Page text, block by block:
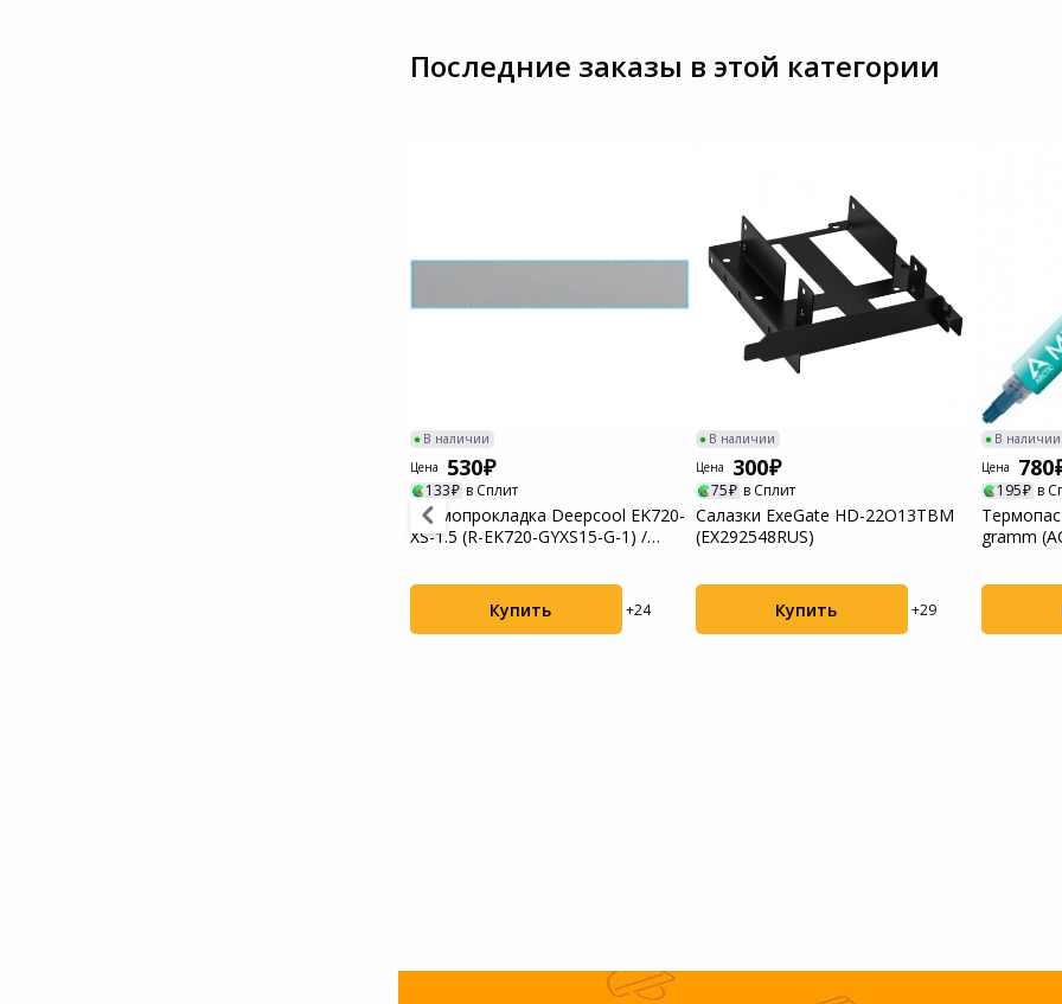
Последние заказы в этой категории
В наличии
Цена
530
133 в Сплит
Термопрокладка Deepcool EK720-
XS-1.5 (R-EK720-GYXS15-G-1) /
Купить +24
В наличии
Цена
300
75 в Сплит
Салазки ExeGate HD-22O13TBM
(EX292548RUS)
Купить +29
В наличии
Цена
780
195 в
gramm